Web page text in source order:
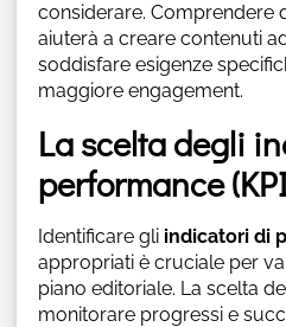
considerare. Comprendere
aiuterà a creare contenuti
soddisfare esigenze
maggiore engagement.
La scelta degli
performance
Identificare gli indicatori di
appropriati è cruciale per
piano editoriale. La scelta
monitorare progressi e